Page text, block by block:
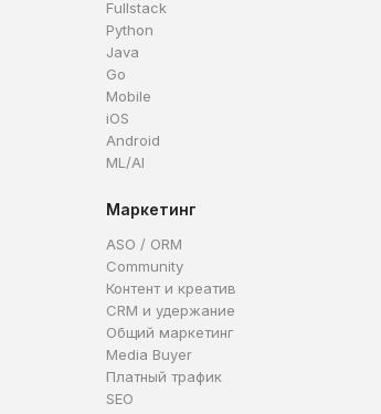
Fullstack
Python
Java
Go
Mobile
iOS
Android
ML/AI
Маркетинг
ASO / ORM
Community
Контент и креатив
CRM и удержание
Общий маркетинг
Media Buyer
Платный трафик
SEO